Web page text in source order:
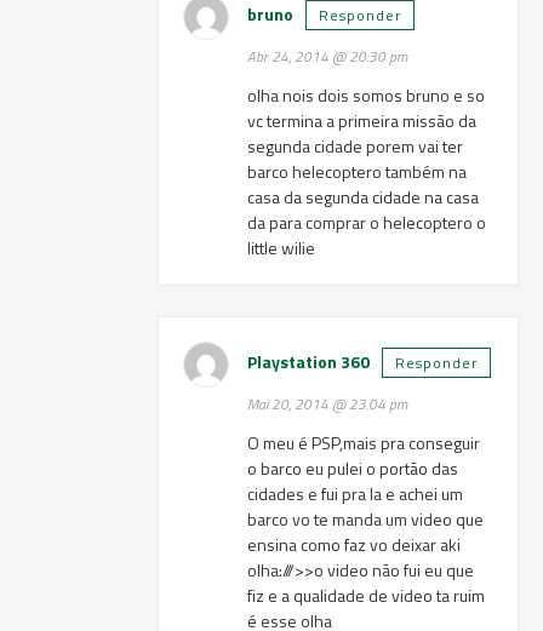
bruno Responder
Abr 24, 2014 @ 20:30 pm
olha nois dois somos bruno e so
vc termina a primeira missão da
segunda cidade porem vai ter
barco helecoptero também na
casa da segunda cidade na casa
da para comprar o helecoptero o
little wilie
Playstation 360 Responder
Mai 20, 2014 @ 23:04 pm
O meu é PSP,mais pra conseguir
o barco eu pulei o portão das
cidades e fui pra la e achei um
barco vo te manda um video que
ensina como faz vo deixar aki
olha:///>>o video não fui eu que
fiz e a qualidade de video ta ruim
é esse olha